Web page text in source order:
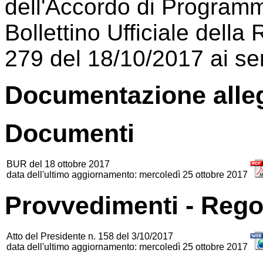
dell'Accordo di
Bollettino Ufficiale della
279 del 18/10/2017 ai
Documentazione
Documenti
BUR del 18 ottobre 2017
data dell'ultimo aggiornamento: mercoledì 25 ottobre 2017
Provvedimenti -
Atto del Presidente n. 158 del 3/10/2017
data dell'ultimo aggiornamento: mercoledì 25 ottobre 2017